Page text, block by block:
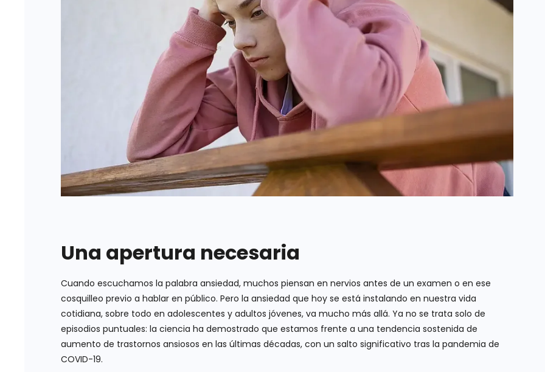
Una apertura necesaria
Cuando escuchamos la palabra ansiedad, muchos piensan en nervios antes de un examen o en ese
cosquilleo previo a hablar en público. Pero la ansiedad que hoy se está instalando en nuestra vida
cotidiana, sobre todo en adolescentes y adultos jóvenes, va mucho más allá. Ya no se trata solo de
episodios puntuales: la ciencia ha demostrado que estamos frente a una tendencia sostenida de
aumento de trastornos ansiosos en las últimas décadas, con un salto significativo tras la pandemia de
COVID-19.